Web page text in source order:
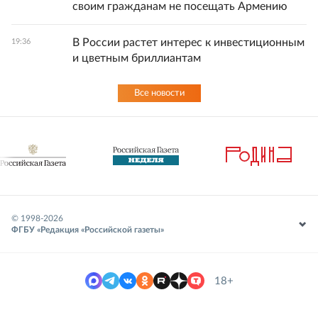
своим гражданам не посещать Армению
19:36
В России растет интерес к инвестиционным
и цветным бриллиантам
Все новости
© 1998-2026
ФГБУ «Редакция «Российской газеты»
18+